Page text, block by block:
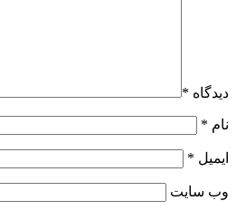
دیدگاه *
نام *
ایمیل *
وب‌ سایت